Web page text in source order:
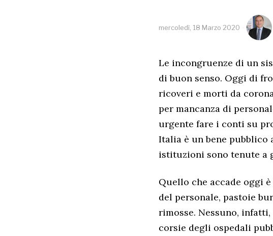
mercoledì, 18 Marzo 2020
Le incongruenze di un
di buon senso. Oggi di
ricoveri e morti da
per mancanza di
urgente fare i conti su
Italia è un bene
istituzioni sono tenute a
Quello che accade oggi
del personale, pastoie
rimosse. Nessuno,
corsie degli ospedali